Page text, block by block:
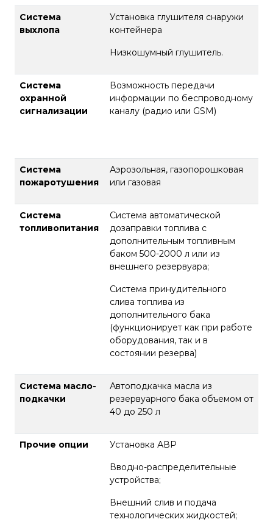
Система
выхлопа
Установка глушителя снаружи
контейнера
Низкошумный глушитель.
Система
охранной
сигнализации
Возможность передачи
информации по беспроводному
каналу (радио или GSM)
Система
пожаротушения
Аэрозольная, газопорошковая
или газовая
Система
топливопитания
Система автоматической
дозаправки топлива с
дополнительным топливным
баком 500-2000 л или из
внешнего резервуара;
Система принудительного
слива топлива из
дополнительного бака
(функционирует как при работе
оборудования, так и в
состоянии резерва)
Система масло-
подкачки
Автоподкачка масла из
резервуарного бака объемом от
40 до 250 л
Прочие опции Установка АВР
Вводно-распределительные
устройства;
Внешний слив и подача
технологических жидкостей;